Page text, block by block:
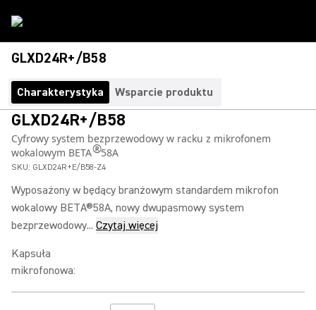
GLXD24R+/B58
Charakterystyka Wsparcie produktu
GLXD24R+/B58
Cyfrowy system bezprzewodowy w racku z mikrofonem
wokalowym BETA®58A
SKU: GLXD24R+E/B58-Z4
Wyposażony w będący branżowym standardem mikrofon
wokalowy BETA®58A, nowy dwupasmowy system
bezprzewodowy... Czytaj więcej
Kapsuła
mikrofonowa: